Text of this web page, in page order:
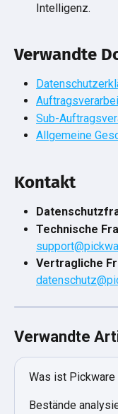
Intelligenz.
Verwandte
Sub-
Allgemeine
Kontakt
Technische
Vertragliche
Verwandte
Was ist Pickware
Bestände